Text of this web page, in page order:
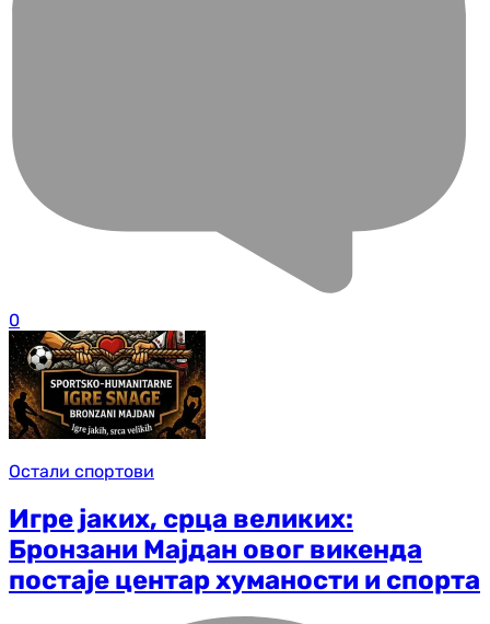
0
Остали спортови
Игре јаких, срца великих:
Бронзани Мајдан овог викенда
постаје центар хуманости и спорта